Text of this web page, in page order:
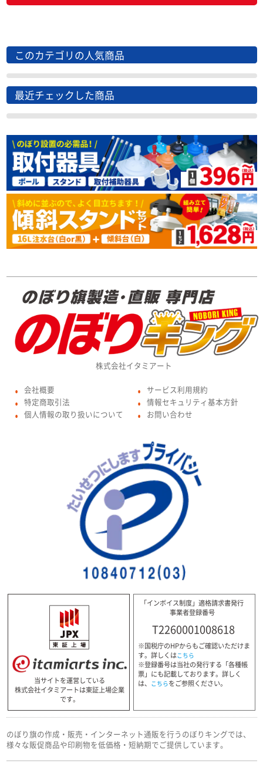
このカテゴリの人気商品
最近チェックした商品
株式会社イタミアート
● 会社概要
● 特定商取引法
● 個人情報の取り扱いについて
● サービス利用規約
● 情報セキュリティ基本方針
● お問い合わせ
当サイトを運営している
株式会社イタミアートは東証上場企業
です。
「インボイス制度」適格請求書発行
事業者登録番号
T2260001008618
※国税庁のHPからもご確認いただけま
す。詳しくはこちら
※登録番号は当社の発行する「各種帳
票」にも記載しております。詳しく
は、 こちらをご参照ください。
のぼり旗の作成・販売・インターネット通販を行うのぼりキングでは、
様々な販促商品や印刷物を低価格・短納期でご提供しています。